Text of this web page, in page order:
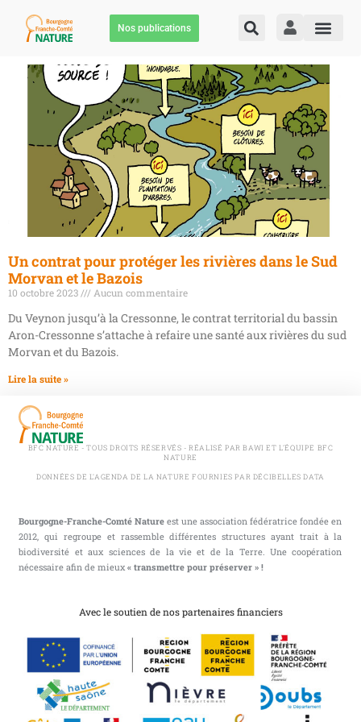
Nos publications
Un contrat pour protéger les rivières dans le Sud
Morvan et le Bazois
10 octobre 2023 Aucun commentaire
Du Veynon jusqu’à la Cressonne, le contrat territorial du bassin
Aron-Cressonne s’attache à refaire une santé aux rivières du sud
Morvan et du Bazois.
Lire la suite »
BFC NATURE - TOUS DROITS RÉSERVÉS - RÉALISÉ PAR BAWI ET L'ÉQUIPE BFC
NATURE
DONNÉES DE L'AGENDA DE LA NATURE FOURNIES PAR DÉCIBELLES DATA
Bourgogne-Franche-Comté Nature est une association fédératrice fondée en
2012, qui regroupe et rassemble différentes structures ayant trait à la
biodiversité et aux sciences de la vie et de la Terre. Une coopération
nécessaire afin de mieux« transmettre pour préserver » !
Avec le soutien de nos partenaires financiers